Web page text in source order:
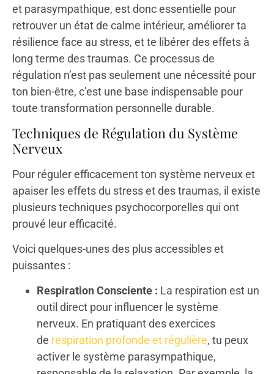
et parasympathique, est donc essentielle pour
retrouver un état de calme intérieur, améliorer ta
résilience face au stress, et te libérer des effets à
long terme des traumas. Ce processus de
régulation n’est pas seulement une nécessité pour
ton bien-être, c’est une base indispensable pour
toute transformation personnelle durable.
Techniques de Régulation du Système
Nerveux
Pour réguler efficacement ton système nerveux et
apaiser les effets du stress et des traumas, il existe
plusieurs techniques psychocorporelles qui ont
prouvé leur efficacité.
Voici quelques-unes des plus accessibles et
puissantes :
Respiration Consciente : La respiration est un
outil direct pour influencer le système
nerveux. En pratiquant des exercices
de respiration profonde et régulière, tu peux
activer le système parasympathique,